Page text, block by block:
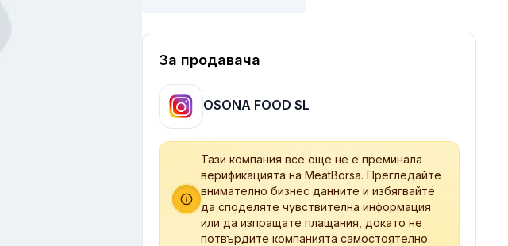
За продавача
OSONA FOOD SL
Тази компания все още не е преминала
верификацията на MeatBorsa. Прегледайте
внимателно бизнес данните и избягвайте
да споделяте чувствителна информация
или да изпращате плащания, докато не
потвърдите компанията самостоятелно.